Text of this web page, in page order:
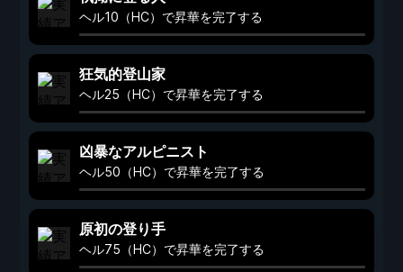
ヘル10（HC）で昇華を完了する
狂気的登山家
ヘル25（HC）で昇華を完了する
凶暴なアルピニスト
ヘル50（HC）で昇華を完了する
原初の登り手
ヘル75（HC）で昇華を完了する